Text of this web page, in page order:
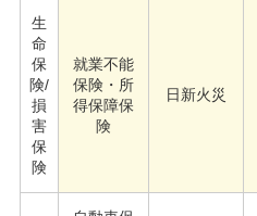
生
命
保
険/
損
害
保
険
就業不能
保険・所
得保障保
険
日新火災